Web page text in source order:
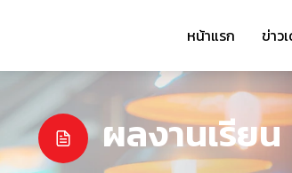
หน้าแรก ข่าว
ผลงานเรียน